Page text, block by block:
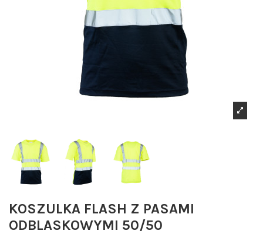
KOSZULKA FLASH Z PASAMI
ODBLASKOWYMI 50/50